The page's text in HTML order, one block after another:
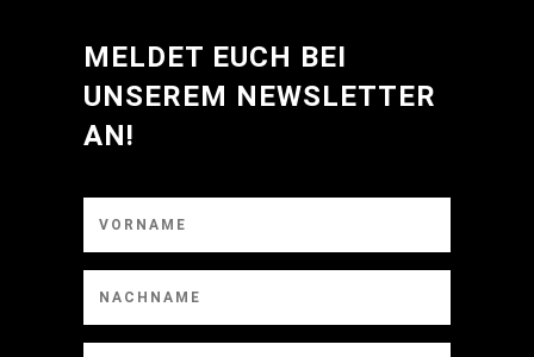
MELDET EUCH BEI
UNSEREM NEWSLETTER
AN!